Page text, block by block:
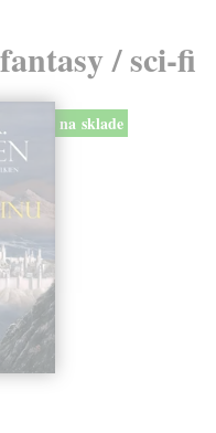
/ sci-fi
na sklade